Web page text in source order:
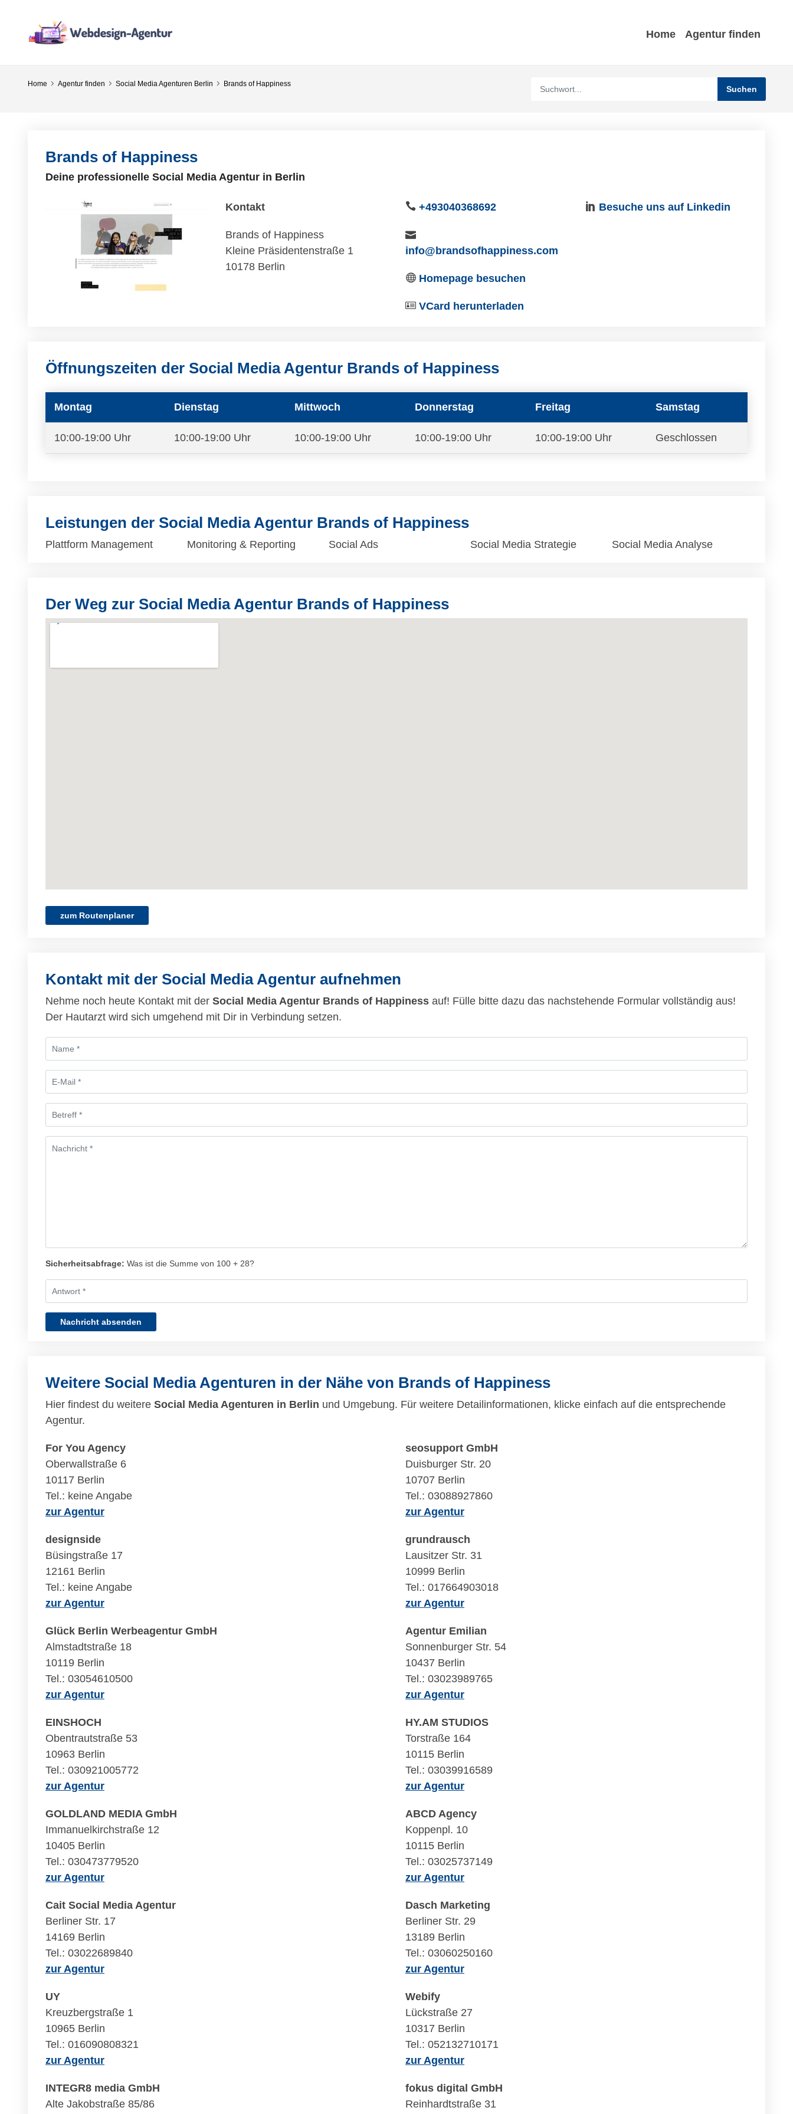
Home Agentur finden
Home Agentur finden Social Media Agenturen Berlin Brands of Happiness
Brands of Happiness
Deine professionelle Social Media Agentur in Berlin
Kontakt
Brands of Happiness
Kleine Präsidentenstraße 1
10178 Berlin
+493040368692
info@brandsofhappiness.com
Homepage besuchen
VCard herunterladen
Besuche uns auf Linkedin
Öffnungszeiten der Social Media Agentur Brands of Happiness
Montag Dienstag Mittwoch Donnerstag Freitag Samstag
10:00-19:00 Uhr 10:00-19:00 Uhr 10:00-19:00 Uhr 10:00-19:00 Uhr 10:00-19:00 Uhr Geschlossen
Leistungen der Social Media Agentur Brands of Happiness
Plattform Management Monitoring & Reporting Social Ads Social Media Strategie Social Media Analyse
Der Weg zur Social Media Agentur Brands of Happiness
zum Routenplaner
Kontakt mit der Social Media Agentur aufnehmen
Nehme noch heute Kontakt mit der Social Media Agentur Brands of Happiness auf! Fülle bitte dazu das nachstehende Formular vollständig aus!
Der Hautarzt wird sich umgehend mit Dir in Verbindung setzen.
Sicherheitsabfrage: Was ist die Summe von 100 + 28?
Nachricht absenden
Weitere Social Media Agenturen in der Nähe von Brands of Happiness
Hier findest du weitere Social Media Agenturen in Berlin und Umgebung. Für weitere Detailinformationen, klicke einfach auf die entsprechende
Agentur.
For You Agency
Oberwallstraße 6
10117 Berlin
Tel.: keine Angabe
zur Agentur
seosupport GmbH
Duisburger Str. 20
10707 Berlin
Tel.: 03088927860
zur Agentur
designside
Büsingstraße 17
12161 Berlin
Tel.: keine Angabe
zur Agentur
grundrausch
Lausitzer Str. 31
10999 Berlin
Tel.: 017664903018
zur Agentur
Glück Berlin Werbeagentur GmbH
Almstadtstraße 18
10119 Berlin
Tel.: 03054610500
zur Agentur
Agentur Emilian
Sonnenburger Str. 54
10437 Berlin
Tel.: 03023989765
zur Agentur
EINSHOCH
Obentrautstraße 53
10963 Berlin
Tel.: 030921005772
zur Agentur
HY.AM STUDIOS
Torstraße 164
10115 Berlin
Tel.: 03039916589
zur Agentur
GOLDLAND MEDIA GmbH
Immanuelkirchstraße 12
10405 Berlin
Tel.: 030473779520
zur Agentur
ABCD Agency
Koppenpl. 10
10115 Berlin
Tel.: 03025737149
zur Agentur
Cait Social Media Agentur
Berliner Str. 17
14169 Berlin
Tel.: 03022689840
zur Agentur
Dasch Marketing
Berliner Str. 29
13189 Berlin
Tel.: 03060250160
zur Agentur
UY
Kreuzbergstraße 1
10965 Berlin
Tel.: 016090808321
zur Agentur
Webify
Lückstraße 27
10317 Berlin
Tel.: 052132710171
zur Agentur
INTEGR8 media GmbH
Alte Jakobstraße 85/86
fokus digital GmbH
Reinhardtstraße 31